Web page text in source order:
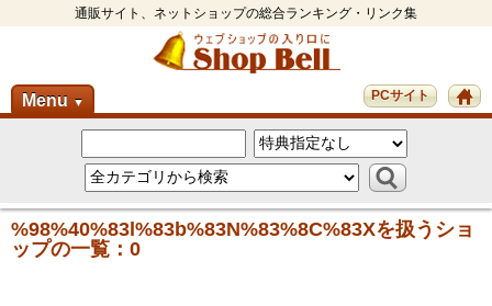
通販サイト、ネットショップの総合ランキング・リンク集
Menu ▼ PCサイト
%98%40%83l%83b%83N%83%8C%83Xを扱うショ
ップの一覧：0